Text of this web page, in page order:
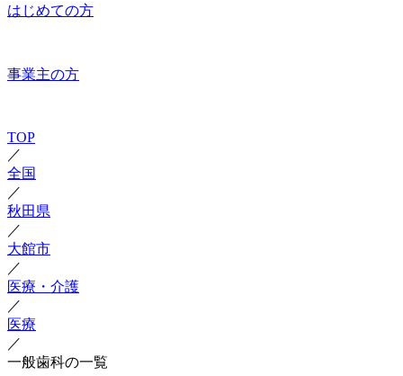
はじめての方
事業主の方
TOP
／
全国
／
秋田県
／
大館市
／
医療・介護
／
医療
／
一般歯科の一覧